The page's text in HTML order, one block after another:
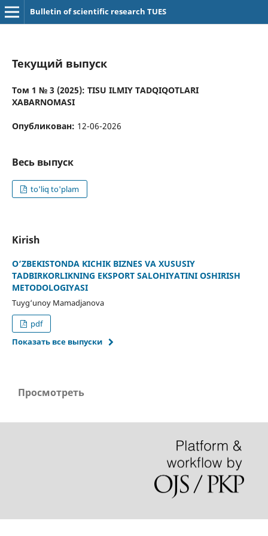
Bulletin of scientific research TUES
Текущий выпуск
Том 1 № 3 (2025): TISU ILMIY TADQIQOTLARI
XABARNOMASI
Опубликован: 12-06-2026
Весь выпуск
to'liq to'plam
Kirish
O‘ZBEKISTONDA KICHIK BIZNES VA XUSUSIY
TADBIRKORLIKNING EKSPORT SALOHIYATINI OSHIRISH
METODOLOGIYASI
Tuyg‘unoy Mamadjanova
pdf
Показать все выпуски
Просмотреть